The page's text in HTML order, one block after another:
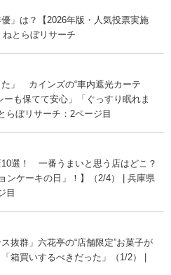
」は？【2026年版・人気投票実施
とらぼリサーチ
た」 カインズの“車内遮光カーテ
も保てて安心」「ぐっすり眠れま
らぼリサーチ：2ページ目
選！ 一番うまいと思う店はどこ？
ンケーキの日」！】（2/4） | 兵庫県
目
抜群」六花亭の“店舗限定”お菓子が
箱買いするべきだった」（1/2） |